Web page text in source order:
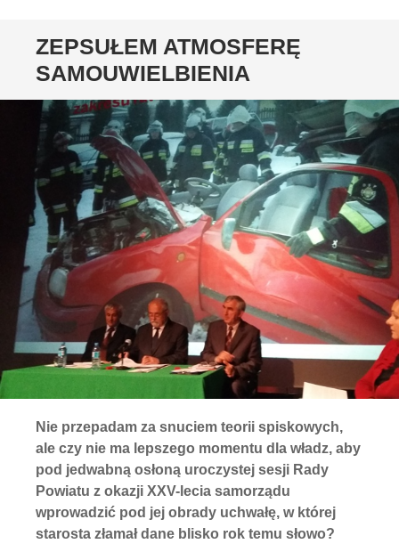
ZEPSUŁEM ATMOSFERĘ
SAMOUWIELBIENIA
Nie przepadam za snuciem teorii spiskowych,
ale czy nie ma lepszego momentu dla władz, aby
pod jedwabną osłoną uroczystej sesji Rady
Powiatu z okazji XXV-lecia samorządu
wprowadzić pod jej obrady uchwałę, w której
starosta złamał dane blisko rok temu słowo?